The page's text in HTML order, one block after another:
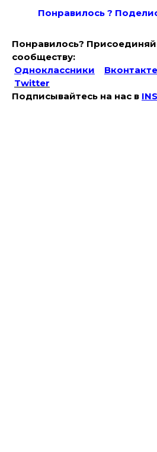
Понравилось ? Поде
Понравилось?
сообществу:
Одноклассники
Вконтакте
Twitter
Подписывайтесь на наc в